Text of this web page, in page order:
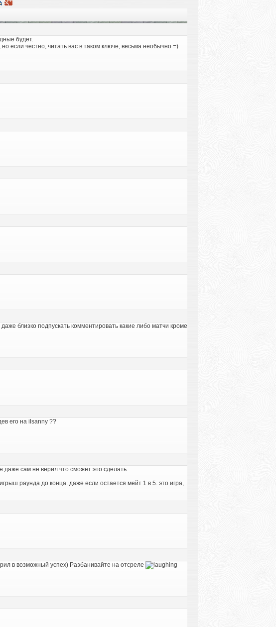
будет.
если честно, читать вас в таком ключе, весьма необычно =)
близко подпускать комментировать какие либо матчи кроме
его на ilsanny ??
сам не верил что сможет это сделать.
раунда до конца. даже если остается мейт 1 в 5. это игра,
в возможный успех) Разбанивайте на отсреле